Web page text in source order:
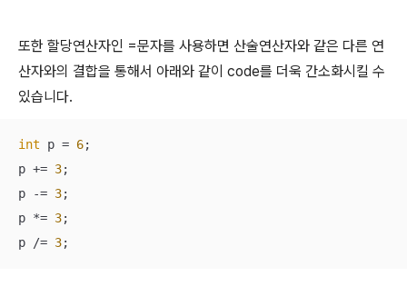
또한 할당연산자인 =문자를 사용하면 산술연산자와 같은 다른 연
산자와의 결합을 통해서 아래와 같이 code를 더욱 간소화시킬 수
있습니다.
int p = 6;
p += 3;
p -= 3;
p *= 3;
p /= 3;